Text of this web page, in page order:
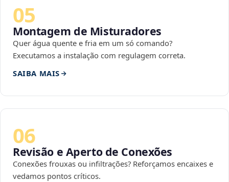
05
Montagem de Misturadores
Quer água quente e fria em um só comando?
Executamos a instalação com regulagem correta.
SAIBA MAIS
06
Revisão e Aperto de Conexões
Conexões frouxas ou infiltrações? Reforçamos encaixes e
vedamos pontos críticos.